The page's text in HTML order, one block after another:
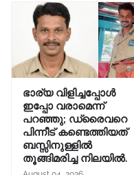
ഭാര്യ വിളിച്ചപ്പോള്‍
ഇപ്പോ വരാമെന്ന്
പറഞ്ഞു; ഡ്രൈവറെ
പിന്നീട് കണ്ടെത്തിയത്
ബസ്സിനുള്ളില്‍
തൂങ്ങിമരിച്ച നിലയിൽ.